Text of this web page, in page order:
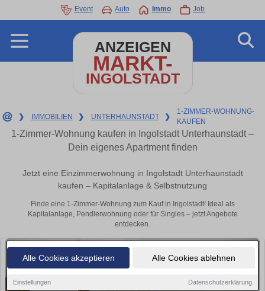
Alle Cookies akzeptieren Alle Cookies ablehnen
Einstellungen Datenschutzerklärung
Event Auto Immo Job
ANZEIGEN
MARKT-
INGOLSTADT
❯ IMMOBILIEN ❯ UNTERHAUNSTADT ❯
1-ZIMMER-WOHNUNG-
KAUFEN
1-Zimmer-Wohnung kaufen in Ingolstadt Unterhaunstadt –
Dein eigenes Apartment finden
Jetzt eine Einzimmerwohnung in Ingolstadt Unterhaunstadt
kaufen – Kapitalanlage & Selbstnutzung
Finde eine 1-Zimmer-Wohnung zum Kauf in Ingolstadt! Ideal als
Kapitalanlage, Pendlerwohnung oder für Singles – jetzt Angebote
entdecken.